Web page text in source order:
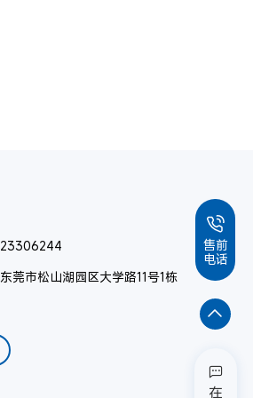
莞市松山湖园区大学路11号1栋
在
售前
电话